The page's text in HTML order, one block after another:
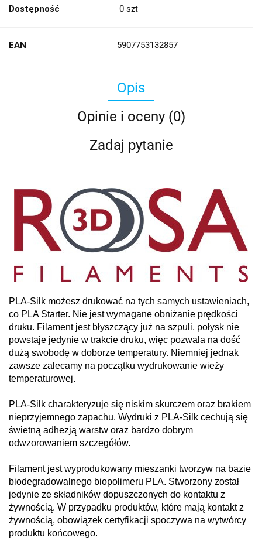
Dostępność 0 szt
EAN 5907753132857
Opis
Opinie i oceny (0)
Zadaj pytanie
PLA-Silk możesz drukować na tych samych ustawieniach,
co PLA Starter. Nie jest wymagane obniżanie prędkości
druku. Filament jest błyszczący już na szpuli, połysk nie
powstaje jedynie w trakcie druku, więc pozwala na dość
dużą swobodę w doborze temperatury. Niemniej jednak
zawsze zalecamy na początku wydrukowanie wieży
temperaturowej.
PLA-Silk charakteryzuje się niskim skurczem oraz brakiem
nieprzyjemnego zapachu. Wydruki z PLA-Silk cechują się
świetną adhezją warstw oraz bardzo dobrym
odwzorowaniem szczegółów.
Filament jest wyprodukowany mieszanki tworzyw na bazie
biodegradowalnego biopolimeru PLA. Stworzony został
jedynie ze składników dopuszczonych do kontaktu z
żywnością. W przypadku produktów, które mają kontakt z
żywnością, obowiązek certyfikacji spoczywa na wytwórcy
produktu końcowego.